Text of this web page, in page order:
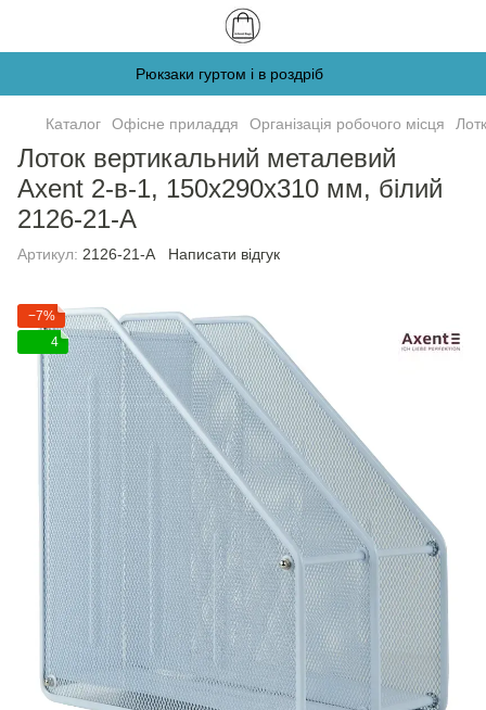
Рюкзаки гуртом і в роздріб
Каталог Офісне приладдя Організація робочого місця
Лоток вертикальний металевий
Axent 2-в-1, 150x290x310 мм, білий
2126-21-A
Артикул: 2126-21-A Написати відгук
−7%
4